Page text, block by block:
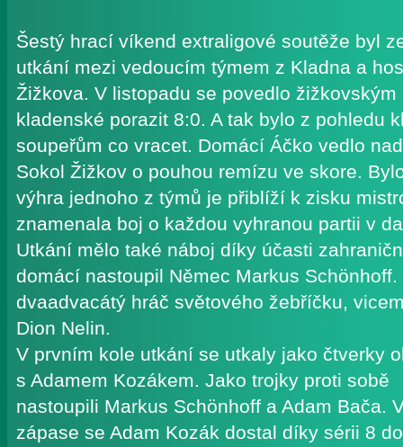
Šestý hrací víkend extraligové soutěže byl
utkání mezi vedoucím týmem z Kladna a
Žižkova. V listopadu se povedlo
kladenské porazit 8:0. A tak bylo z pohledu
soupeřům co vracet. Domácí Áčko vedlo
Sokol Žižkov o pouhou remízu ve skore.
výhra jednoho z týmů je přiblíží k zisku
znamenala boj o každou vyhranou partii v
Utkání mělo také náboj díky účasti
domácí nastoupil Němec Markus
dvaadvacátý hráč světového žebříčku,
Dion Nelin.
V prvním kole utkání se utkaly jako čtverky
s Adamem Kozákem. Jako trojky proti sobě
nastoupili Markus Schönhoff a Adam Bača.
zápase se Adam Kozák dostal díky sérii 8